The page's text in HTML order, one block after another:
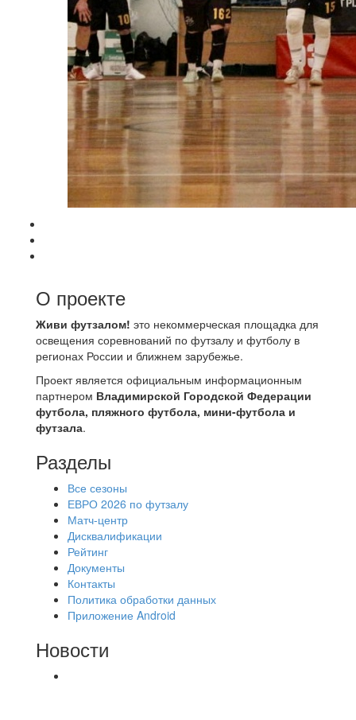
О проекте
Живи футзалом! это некоммерческая площадка для
освещения соревнований по футзалу и футболу в
регионах России и ближнем зарубежье.
Проект является официальным информационным
партнером Владимирской Городской Федерации
футбола, пляжного футбола, мини-футбола и
футзала.
Разделы
Все сезоны
ЕВРО 2026 по футзалу
Матч-центр
Дисквалификации
Рейтинг
Документы
Контакты
Политика обработки данных
Приложение Android
Новости